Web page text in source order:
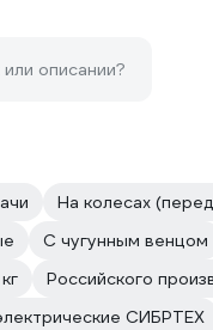
описании?
На колесах
С чугунным венцом
Российского
СИБРТЕХ